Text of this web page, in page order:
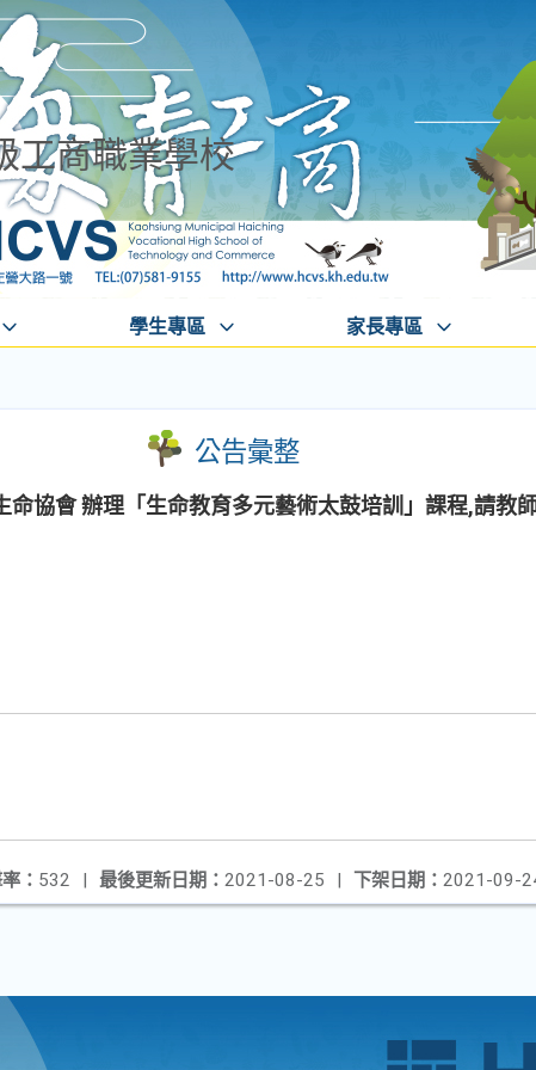
工商職業學校
學生專區 家長專區
公告彙整
命協會 辦理「生命教育多元藝術太鼓培訓」課程,請教
下架日期： 2021-09-
最後更新日期： 2021-08-25 |
： 532 |